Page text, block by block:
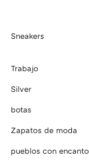
Sneakers
Trabajo
Silver
botas
Zapatos de moda
pueblos con encanto